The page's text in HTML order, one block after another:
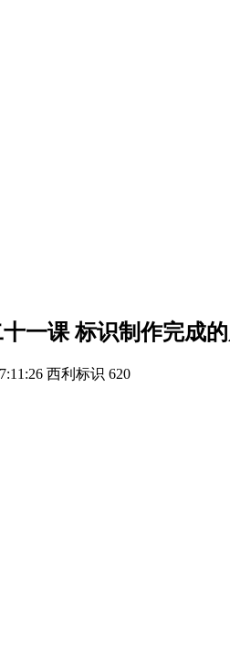
一课 标识制作完成
西利标识 620